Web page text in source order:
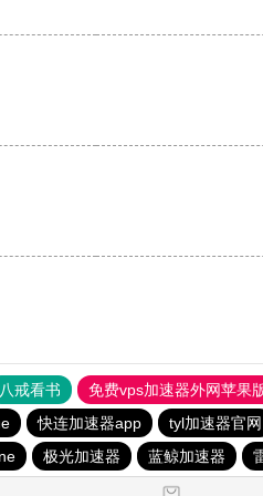
八戒看书 免费vps加速器外网苹果
快连加速器app tyl加速器官网
极光加速器 蓝鲸加速器